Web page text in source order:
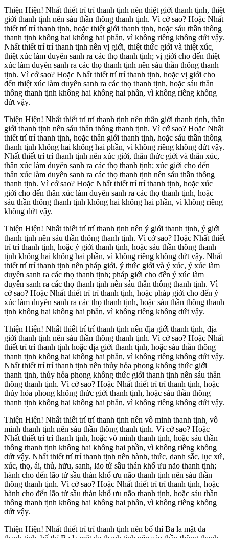
Thiện Hiện! Nhất thiết trí trí thanh tịnh nên thiệt giới thanh tịnh, thiệt
giới thanh tịnh nên sáu thần thông thanh tịnh. Vì cớ sao? Hoặc Nhất
thiết trí trí thanh tịnh, hoặc thiệt giới thanh tịnh, hoặc sáu thần thông
thanh tịnh không hai không hai phần, vì không riêng không dứt vậy.
Nhất thiết trí trí thanh tịnh nên vị giới, thiệt thức giới và thiệt xúc,
thiệt xúc làm duyên sanh ra các thọ thanh tịnh; vị giới cho đến thiệt
xúc làm duyên sanh ra các thọ thanh tịnh nên sáu thần thông thanh
tịnh. Vì cớ sao? Hoặc Nhất thiết trí trí thanh tịnh, hoặc vị giới cho
đến thiệt xúc làm duyên sanh ra các thọ thanh tịnh, hoặc sáu thần
thông thanh tịnh không hai không hai phần, vì không riêng không
dứt vậy.
Thiện Hiện! Nhất thiết trí trí thanh tịnh nên thân giới thanh tịnh, thân
giới thanh tịnh nên sáu thần thông thanh tịnh. Vì cớ sao? Hoặc Nhất
thiết trí trí thanh tịnh, hoặc thân giới thanh tịnh, hoặc sáu thần thông
thanh tịnh không hai không hai phần, vì không riêng không dứt vậy.
Nhất thiết trí trí thanh tịnh nên xúc giới, thân thức giới và thân xúc,
thân xúc làm duyên sanh ra các thọ thanh tịnh; xúc giới cho đến
thân xúc làm duyên sanh ra các thọ thanh tịnh nên sáu thần thông
thanh tịnh. Vì cớ sao? Hoặc Nhất thiết trí trí thanh tịnh, hoặc xúc
giới cho đến thân xúc làm duyên sanh ra các thọ thanh tịnh, hoặc
sáu thần thông thanh tịnh không hai không hai phần, vì không riêng
không dứt vậy.
Thiện Hiện! Nhất thiết trí trí thanh tịnh nên ý giới thanh tịnh, ý giới
thanh tịnh nên sáu thần thông thanh tịnh. Vì cớ sao? Hoặc Nhất thiết
trí trí thanh tịnh, hoặc ý giới thanh tịnh, hoặc sáu thần thông thanh
tịnh không hai không hai phần, vì không riêng không dứt vậy. Nhất
thiết trí trí thanh tịnh nên pháp giới, ý thức giới và ý xúc, ý xúc làm
duyên sanh ra các thọ thanh tịnh; pháp giới cho đến ý xúc làm
duyên sanh ra các thọ thanh tịnh nên sáu thần thông thanh tịnh. Vì
cớ sao? Hoặc Nhất thiết trí trí thanh tịnh, hoặc pháp giới cho đến ý
xúc làm duyên sanh ra các thọ thanh tịnh, hoặc sáu thần thông thanh
tịnh không hai không hai phần, vì không riêng không dứt vậy.
Thiện Hiện! Nhất thiết trí trí thanh tịnh nên địa giới thanh tịnh, địa
giới thanh tịnh nên sáu thần thông thanh tịnh. Vì cớ sao? Hoặc Nhất
thiết trí trí thanh tịnh hoặc địa giới thanh tịnh, hoặc sáu thần thông
thanh tịnh không hai không hai phần, vì không riêng không dứt vậy.
Nhất thiết trí trí thanh tịnh nên thủy hỏa phong không thức giới
thanh tịnh, thủy hỏa phong không thức giới thanh tịnh nên sáu thần
thông thanh tịnh. Vì cớ sao? Hoặc Nhất thiết trí trí thanh tịnh, hoặc
thủy hỏa phong không thức giới thanh tịnh, hoặc sáu thần thông
thanh tịnh không hai không hai phần, vì không riêng không dứt vậy.
Thiện Hiện! Nhất thiết trí trí thanh tịnh nên vô minh thanh tịnh, vô
minh thanh tịnh nên sáu thần thông thanh tịnh. Vì cớ sao? Hoặc
Nhất thiết trí trí thanh tịnh, hoặc vô minh thanh tịnh, hoặc sáu thần
thông thanh tịnh không hai không hai phần, vì không riêng không
dứt vậy. Nhất thiết trí trí thanh tịnh nên hành, thức, danh sắc, lục xứ,
xúc, thọ, ái, thủ, hữu, sanh, lão tử sầu thán khổ ưu não thanh tịnh;
hành cho đến lão tử sầu thán khổ ưu não thanh tịnh nên sáu thần
thông thanh tịnh. Vì cớ sao? Hoặc Nhất thiết trí trí thanh tịnh, hoặc
hành cho đến lão tử sầu thán khổ ưu não thanh tịnh, hoặc sáu thần
thông thanh tịnh không hai không hai phần, vì không riêng không
dứt vậy.
Thiện Hiện! Nhất thiết trí trí thanh tịnh nên bố thí Ba la mật đa